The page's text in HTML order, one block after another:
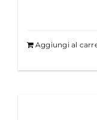
Aggiungi al